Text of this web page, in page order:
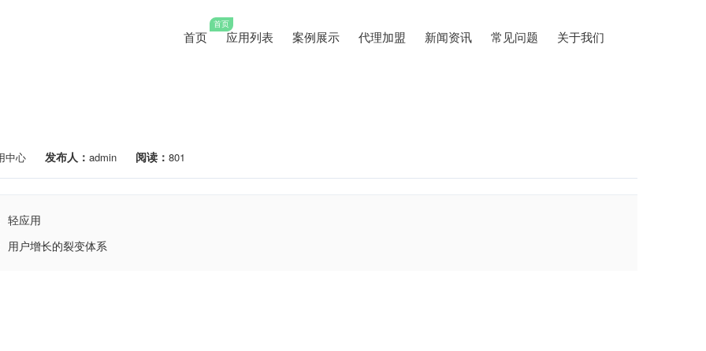
首页
首页
应用列表 案例展示 代理加盟 新闻资讯 常见问题 关于我们
中心 发布人： admin 阅读： 801
轻应用
用户增长的裂变体系